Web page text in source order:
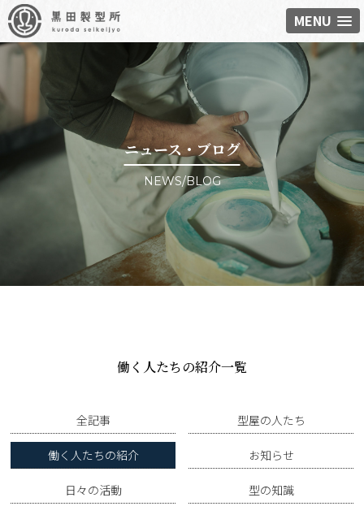
MENU
ニュース・ブログ
NEWS/BLOG
働く人たちの紹介一覧
全記事 型屋の人たち
働く人たちの紹介 お知らせ
日々の活動 型の知識